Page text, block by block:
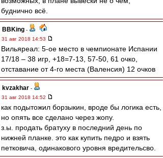
буднично всё.
BBKing -
31 авг 2018 14:53
Вильяреал: 5-ое место в чемпионате Испании
17/18 – 38 игр, +18=7-13, 57-50, 61 очко,
отставание от 4-го места (Валенсия) 12 очков
kvzakhar -
31 авг 2018 14:52
как подытожил борзыкин, вроде бы логика есть,
но опять все сделано через жопу.
з.ы. продать братуху в последний день по
нижней планке. это как купить педро и взять
петковича, одинакового уровня вредительсво.